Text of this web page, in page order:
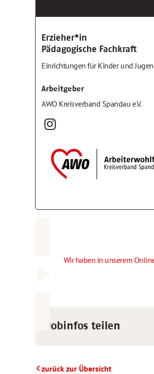
Erzieher*in
Pädagogische Fachkraft
Einrichtungen für Kinder und
Arbeitgeber
AWO Kreisverband Spandau e.V.
Wir haben in unserem
Jobinfos teilen
zurück zur Übersicht